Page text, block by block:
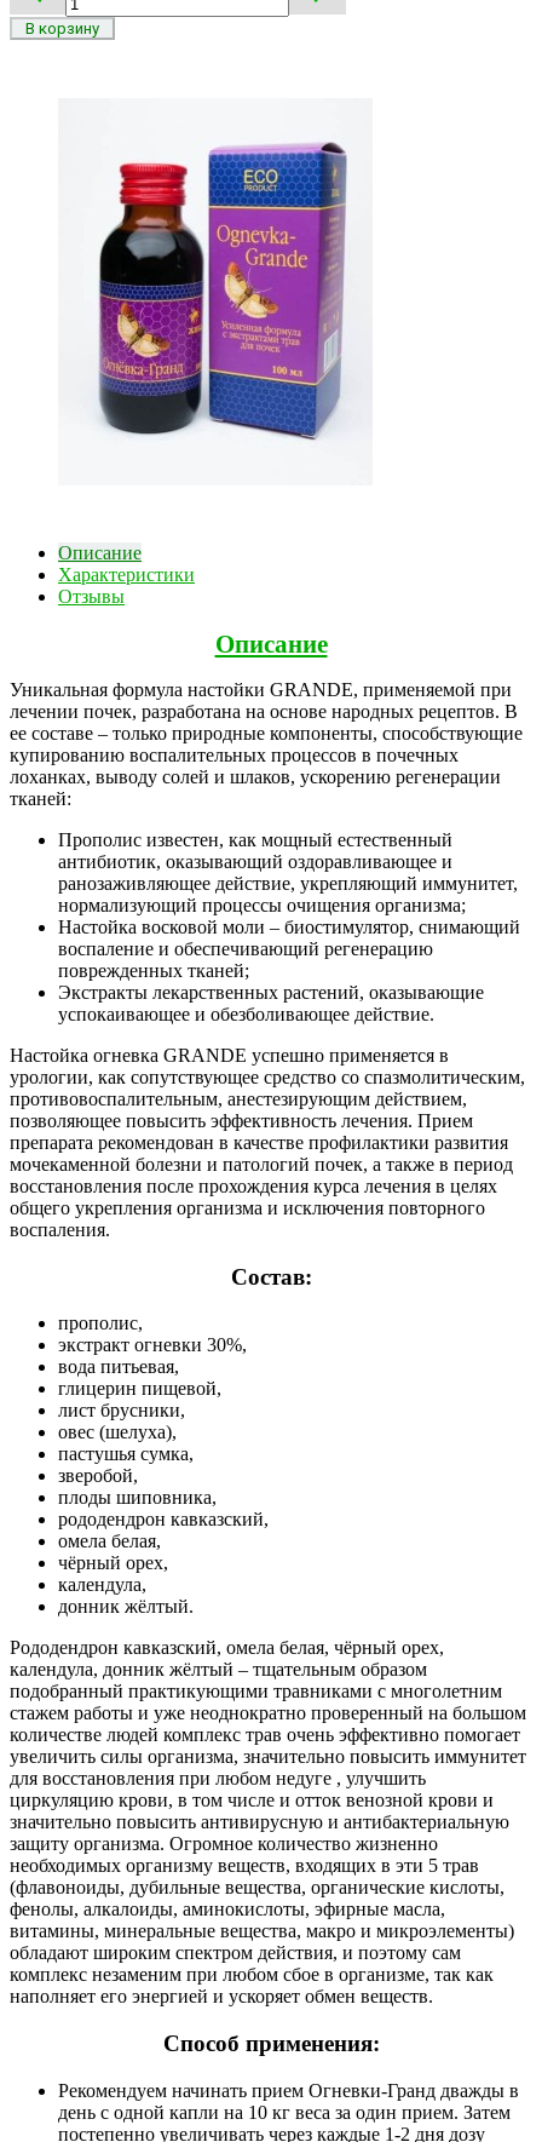
Описание
Характеристики
Отзывы
Описание
Уникальная формула настойки GRANDE, применяемой при
лечении почек, разработана на основе народных рецептов. В
ее составе – только природные компоненты, способствующие
купированию воспалительных процессов в почечных
лоханках, выводу солей и шлаков, ускорению регенерации
тканей:
Прополис известен, как мощный естественный
антибиотик, оказывающий оздоравливающее и
ранозаживляющее действие, укрепляющий иммунитет,
нормализующий процессы очищения организма;
Настойка восковой моли – биостимулятор, снимающий
воспаление и обеспечивающий регенерацию
поврежденных тканей;
Экстракты лекарственных растений, оказывающие
успокаивающее и обезболивающее действие.
Настойка огневка GRANDE успешно применяется в
урологии, как сопутствующее средство со спазмолитическим,
противовоспалительным, анестезирующим действием,
позволяющее повысить эффективность лечения. Прием
препарата рекомендован в качестве профилактики развития
мочекаменной болезни и патологий почек, а также в период
восстановления после прохождения курса лечения в целях
общего укрепления организма и исключения повторного
воспаления.
Состав:
прополис,
экстракт огневки 30%,
вода питьевая,
глицерин пищевой,
лист брусники,
овес (шелуха),
пастушья сумка,
зверобой,
плоды шиповника,
рододендрон кавказский,
омела белая,
чёрный орех,
календула,
донник жёлтый.
Рододендрон кавказский, омела белая, чёрный орех,
календула, донник жёлтый – тщательным образом
подобранный практикующими травниками с многолетним
стажем работы и уже неоднократно проверенный на большом
количестве людей комплекс трав очень эффективно помогает
увеличить силы организма, значительно повысить иммунитет
для восстановления при любом недуге , улучшить
циркуляцию крови, в том числе и отток венозной крови и
значительно повысить антивирусную и антибактериальную
защиту организма. Огромное количество жизненно
необходимых организму веществ, входящих в эти 5 трав
(флавоноиды, дубильные вещества, органические кислоты,
фенолы, алкалоиды, аминокислоты, эфирные масла,
витамины, минеральные вещества, макро и микроэлементы)
обладают широким спектром действия, и поэтому сам
комплекс незаменим при любом сбое в организме, так как
наполняет его энергией и ускоряет обмен веществ.
Способ применения:
Рекомендуем начинать прием Огневки-Гранд дважды в
день с одной капли на 10 кг веса за один прием. Затем
постепенно увеличивать через каждые 1-2 дня дозу